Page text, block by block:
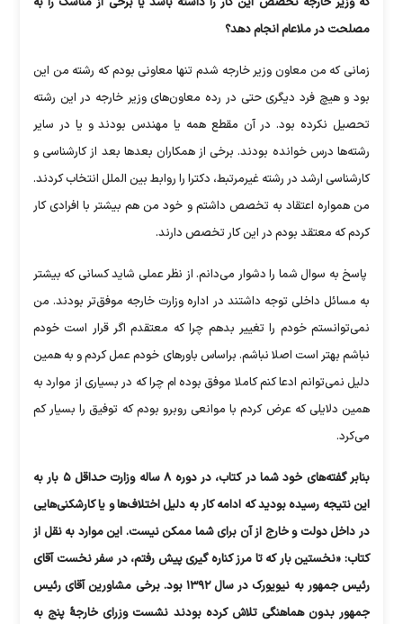
مصلحت در ملاعام انجام دهد؟
زمانی که من معاون وزیر خارجه شدم تنها معاونی بودم که رشته من این
بود و هیچ فرد دیگری حتی در رده معاون‌های وزیر خارجه در این رشته
تحصیل نکرده بود. در آن مقطع همه یا مهندس بودند و یا در سایر
رشته‌ها درس خوانده بودند. برخی از همکاران بعد‌ها بعد از کارشناسی و
کارشناسی ارشد در رشته غیرمرتبط، دکترا را روابط بین الملل انتخاب کردند.
من همواره اعتقاد به تخصص داشتم و خود من هم بیشتر با افرادی کار
کردم که معتقد بودم در این کار تخصص دارند.
پاسخ به سوال شما را دشوار می‌دانم. از نظر عملی شاید کسانی که بیشتر
به مسائل داخلی توجه داشتند در اداره وزارت خارجه موفق‌تر بودند. من
نمی‌توانستم خودم را تغییر بدهم چرا که معتقدم اگر قرار است خودم
نباشم بهتر است اصلا نباشم. براساس باور‌های خودم عمل کردم و به همین
دلیل نمی‌توانم ادعا کنم کاملا موفق بوده ام چرا که در بسیاری از موارد به
همین دلایلی که عرض کردم با موانعی روبرو بودم که توفیق را بسیار کم
می‌کرد.
بنابر گفته‌های خود شما در کتاب، در دوره ۸ ساله وزارت حداقل ۵ بار به
این نتیجه رسیده بودید که ادامه کار به دلیل اختلاف‌ها و یا کارشکنی‌هایی
در داخل دولت و خارج از آن برای شما ممکن نیست. این موارد به نقل از
کتاب: «نخستین بار که تا مرز کناره گیری پیش رفتم، در سفر نخست آقای
رئیس جمهور به نیویورک در سال ۱۳۹۲ بود. برخی مشاورین آقای رئیس
جمهور بدون هماهنگی تلاش کرده بودند نشست وزرای خارجۀ پنج به